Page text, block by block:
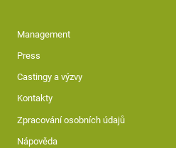
Management
Press
Castingy a výzvy
Kontakty
Zpracování osobních údajů
Nápověda